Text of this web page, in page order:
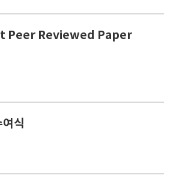
Peer Reviewed Paper
식